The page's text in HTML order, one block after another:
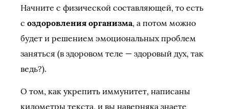
Начните с физической составляющей, то есть
с оздоровления организма, а потом можно
будет и решением эмоциональных проблем
заняться (в здоровом теле — здоровый дух, так
ведь?).
О том, как укрепить иммунитет, написаны
километры текста, и вы наверняка знаете